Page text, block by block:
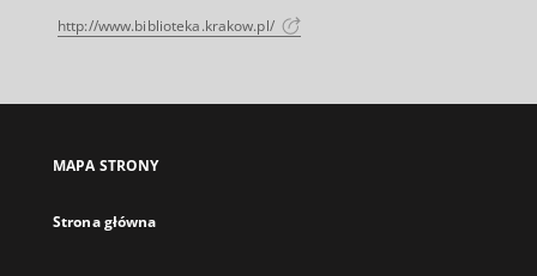
http://www.biblioteka.krakow.pl/
MAPA STRONY
Strona główna